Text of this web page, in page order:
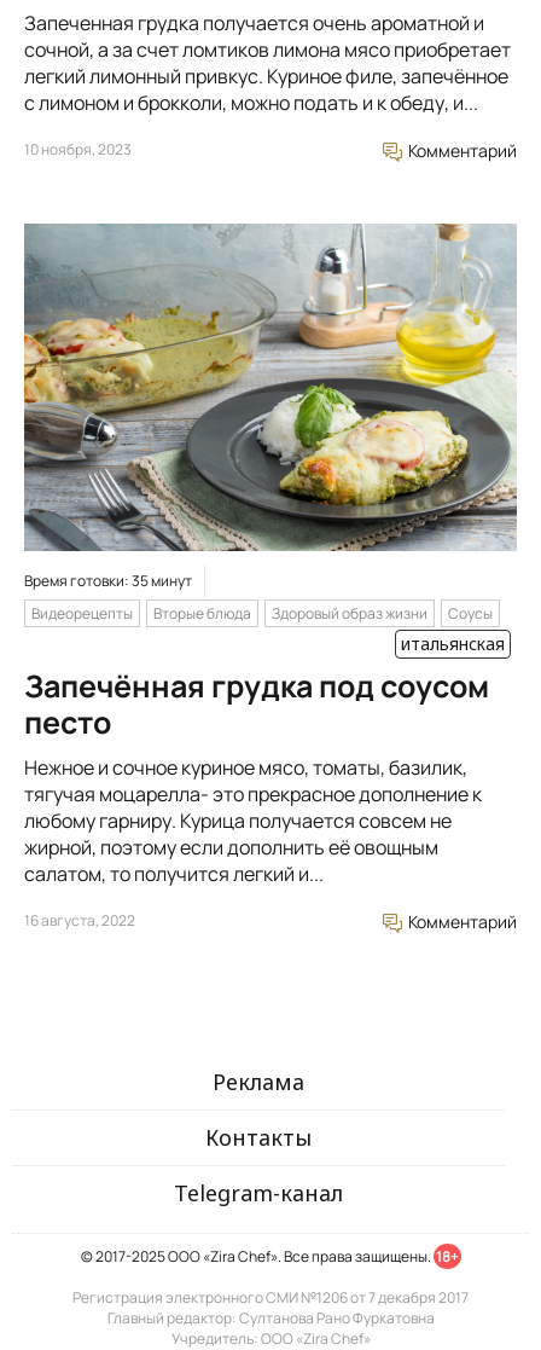
Запеченная грудка получается очень ароматной и
сочной, а за счет ломтиков лимона мясо приобретает
легкий лимонный привкус. Куриное филе, запечённое
с лимоном и брокколи, можно подать и к обеду, и...
10 ноября, 2023 Комментарий
Время готовки: 35 минут
Видеорецепты
Вторые блюда Здоровый образ жизни Соусы
итальянская
Запечённая грудка под соусом
песто
Нежное и сочное куриное мясо, томаты, базилик,
тягучая моцарелла- это прекрасное дополнение к
любому гарниру. Курица получается совсем не
жирной, поэтому если дополнить её овощным
салатом, то получится легкий и...
16 августа, 2022 Комментарий
Реклама
Контакты
Telegram-канал
© 2017-2025 ООО «Zira Chef». Все права защищены. 18+
Регистрация электронного СМИ №1206 от 7 декабря 2017
Главный редактор: Султанова Рано Фуркатовна
Учредитель: ООО «Zira Chef»